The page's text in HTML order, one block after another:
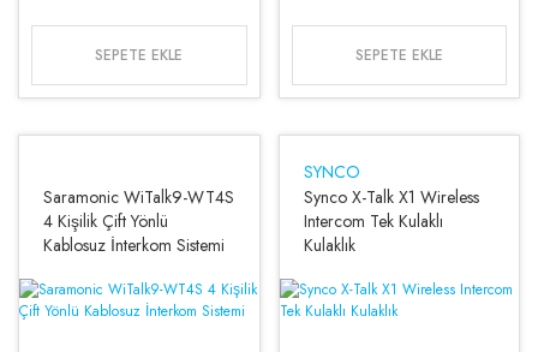
SEPETE EKLE SEPETE EKLE
Saramonic WiTalk9-WT4S
4 Kişilik Çift Yönlü
Kablosuz İnterkom Sistemi
SYNCO
Synco X-Talk X1 Wireless
Intercom Tek Kulaklı
Kulaklık